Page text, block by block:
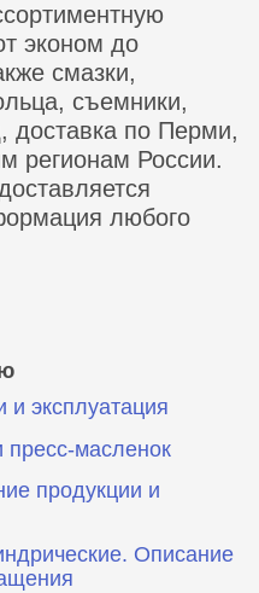
эконом до
смазки,
съемники,
доставка по Перми,
регионам России.
любого
и эксплуатация
продукции и
Описание